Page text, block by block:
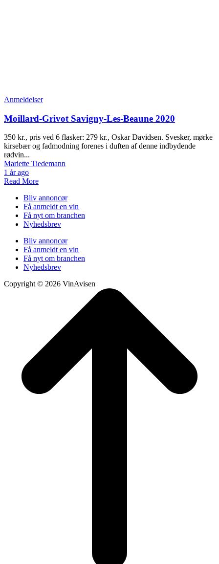
Anmeldelser
Moillard-Grivot Savigny-Les-Beaune 2020
350 kr., pris ved 6 flasker: 279 kr., Oskar Davidsen. Svesker, mørke
kirsebær og fadmodning forenes i duften af denne indbydende
rødvin...
Mariette Tiedemann
1 år ago
Read More
Bliv annoncør
Få anmeldt en vin
Få nyt om branchen
Nyhedsbrev
Bliv annoncør
Få anmeldt en vin
Få nyt om branchen
Nyhedsbrev
Copyright © 2026 VinAvisen